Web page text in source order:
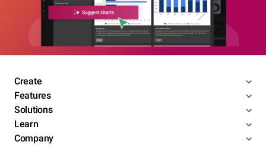
Create
Features
Solutions
Learn
Company